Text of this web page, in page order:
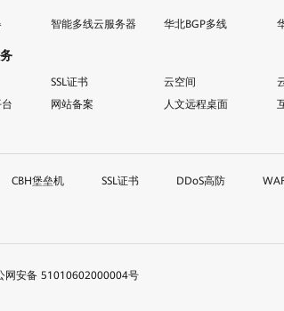
智能多线云服务器 华北BGP多线
SSL证书 云空间
网站备案 人文远程桌面
CBH堡垒机 SSL证书 DDoS高防
网安备 51010602000004号